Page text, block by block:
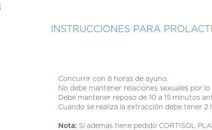
INSTRUCCIONES PARA
Concurrir con 8 horas de ayuno.
No debe mantener relaciones sexuales por
Debe mantener reposo de 10 a 15 minutos
Cuando se realiza la extracción debe tener 2
Nota: Si además tiene pedido CORTISOL